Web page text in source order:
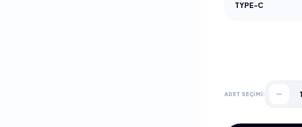
TYPE-C
ADET SEÇİMİ: 1